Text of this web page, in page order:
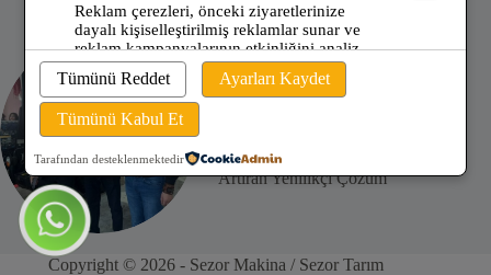
Bizden Bilgiler
Sistemi: Tarımsal Verimliliği
Artıran Yenilikçi Çözüm
Copyright © 2026 - Sezor Makina / Sezor Tarım
Reklam çerezleri, önceki ziyaretlerinize
dayalı kişiselleştirilmiş reklamlar sunar ve
reklam kampanyalarının etkinliğini analiz
eder.
Tümünü Reddet Ayarları Kaydet
Tümünü Kabul Et
Tarafından desteklenmektedir